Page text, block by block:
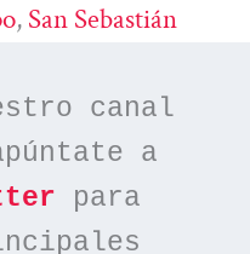
, San Sebastián
canal
a
para